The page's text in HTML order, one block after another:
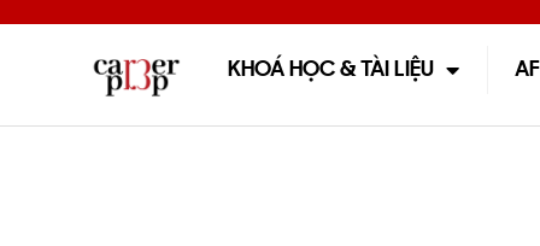
KHOÁ HỌC & TÀI LIỆU